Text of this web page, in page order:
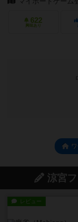
622
興味あり
涼宮
レビュー